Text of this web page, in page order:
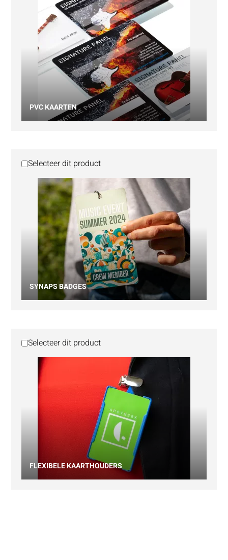
PVC KAARTEN
Selecteer dit product
SYNAPS BADGES
Selecteer dit product
FLEXIBELE KAARTHOUDERS